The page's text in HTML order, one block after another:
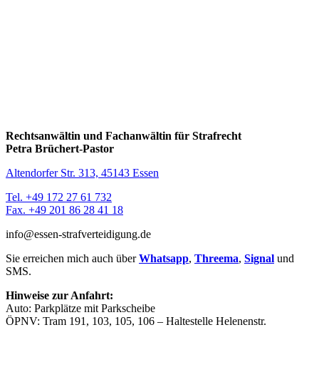
Rechtsanwältin und Fachanwältin für Strafrecht
Petra Brüchert-Pastor
Altendorfer Str. 313, 45143 Essen
Tel. +49 172 27 61 732
Fax. +49 201 86 28 41 18
info@essen-strafverteidigung.de
Sie erreichen mich auch überWhatsapp, Threema, Signal und
SMS.
Hinweise zur Anfahrt:
Auto: Parkplätze mit Parkscheibe
ÖPNV: Tram 191, 103, 105, 106 – Haltestelle Helenenstr.